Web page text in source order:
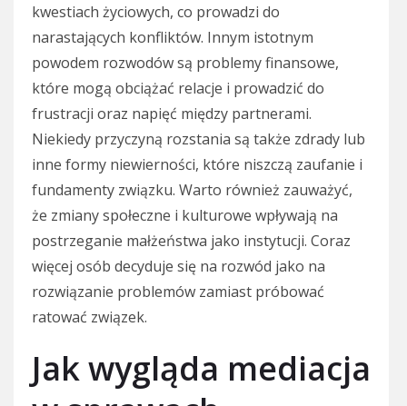
kwestiach życiowych, co prowadzi do
narastających konfliktów. Innym istotnym
powodem rozwodów są problemy finansowe,
które mogą obciążać relacje i prowadzić do
frustracji oraz napięć między partnerami.
Niekiedy przyczyną rozstania są także zdrady lub
inne formy niewierności, które niszczą zaufanie i
fundamenty związku. Warto również zauważyć,
że zmiany społeczne i kulturowe wpływają na
postrzeganie małżeństwa jako instytucji. Coraz
więcej osób decyduje się na rozwód jako na
rozwiązanie problemów zamiast próbować
ratować związek.
Jak wygląda mediacja